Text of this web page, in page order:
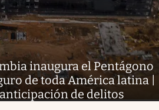
inaugura el Pentágono
de toda América latina |
de delitos